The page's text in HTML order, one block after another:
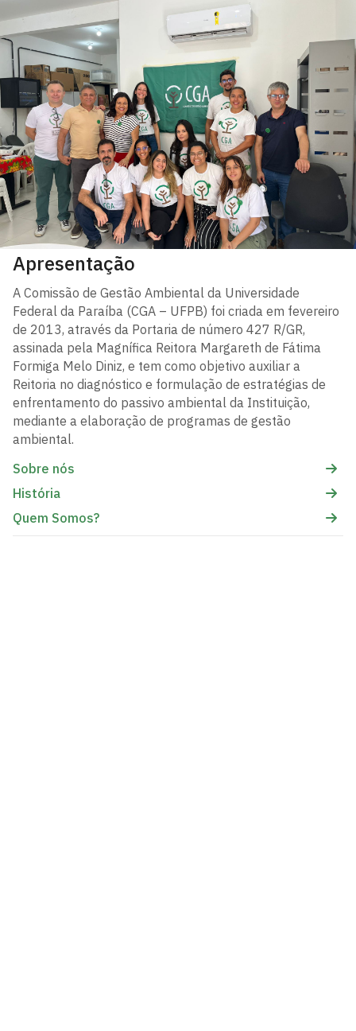
Apresentação
A Comissão de Gestão Ambiental da Universidade
Federal da Paraíba (CGA – UFPB) foi criada em fevereiro
de 2013, através da Portaria de número 427 R/GR,
assinada pela Magnífica Reitora Margareth de Fátima
Formiga Melo Diniz, e tem como objetivo auxiliar a
Reitoria no diagnóstico e formulação de estratégias de
enfrentamento do passivo ambiental da Instituição,
mediante a elaboração de programas de gestão
ambiental.
Sobre nós
História
Quem Somos?